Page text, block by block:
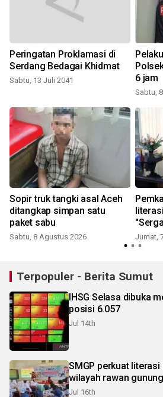
Peringatan Proklamasi di
Serdang Bedagai Khidmat
Sabtu, 13 Juli 2041
Polsek
6 jam
Sabtu,
Sopir truk tangki asal Aceh
ditangkap simpan satu
paket sabu
Sabtu, 8 Agustus 2026 Jumat,
Terpopuler - Berita Sumut
IHSG Selasa dibuka
posisi 6.057
Jul 14th
SMGP perkuat
wilayah rawan
Jul 16th